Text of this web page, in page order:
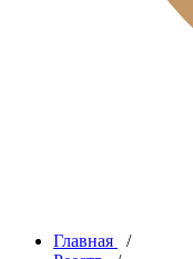
Главная
/